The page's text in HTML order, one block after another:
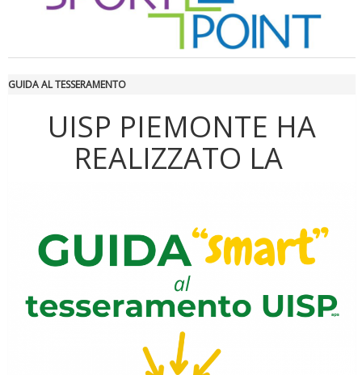
Luglio 2026: "Pensando con i piedi, si possono fare le
rivoluzioni"
GUIDA AL TESSERAMENTO
UISP PIEMONTE HA
REALIZZATO LA